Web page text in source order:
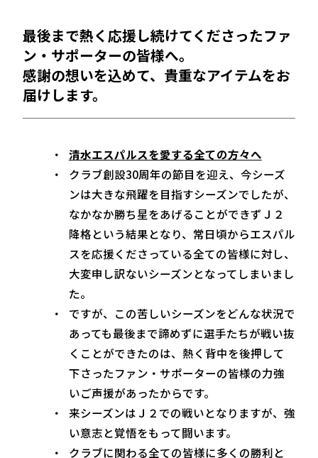
最後まで熱く応援し続けてくださったファ
ン・サポーターの皆様へ。
感謝の想いを込めて、貴重なアイテムをお
届けします。
清水エスパルスを愛する全ての方々へ
クラブ創設30周年の節目を迎え、今シーズ
ンは大きな飛躍を目指すシーズンでしたが、
なかなか勝ち星をあげることができずＪ２
降格という結果となり、常日頃からエスパル
スを応援くださっている全ての皆様に対し、
大変申し訳ないシーズンとなってしまいまし
た。
ですが、この苦しいシーズンをどんな状況で
あっても最後まで諦めずに選手たちが戦い抜
くことができたのは、熱く背中を後押して
下さったファン・サポーターの皆様の力強
いご声援があったからです。
来シーズンはＪ２での戦いとなりますが、強
い意志と覚悟をもって闘います。
クラブに関わる全ての皆様に多くの勝利と